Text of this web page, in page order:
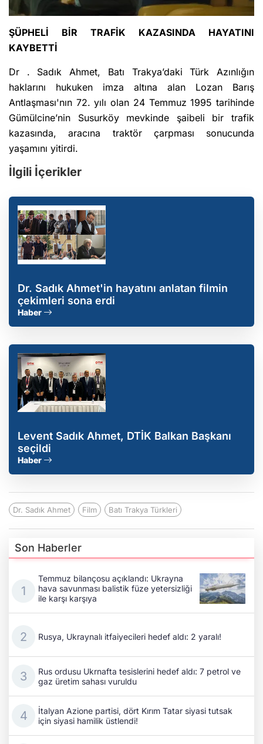
ŞÜPHELİ BİR TRAFİK KAZASINDA HAYATINI
KAYBETTİ
Dr . Sadık Ahmet, Batı Trakya’daki Türk Azınlığın
haklarını hukuken imza altına alan Lozan Barış
Antlaşması'nın 72. yılı olan 24 Temmuz 1995 tarihinde
Gümülcine’nin Susurköy mevkinde şaibeli bir trafik
kazasında, aracına traktör çarpması sonucunda
yaşamını yitirdi.
İlgili İçerikler
Dr. Sadık Ahmet'in hayatını anlatan filmin
çekimleri sona erdi
Haber
Levent Sadık Ahmet, DTİK Balkan Başkanı
seçildi
Haber
Dr. Sadık Ahmet Film Batı Trakya Türkleri
Son Haberler
Temmuz bilançosu açıklandı: Ukrayna
hava savunması balistik füze yetersizliği
ile karşı karşıya
Rusya, Ukraynalı itfaiyecileri hedef aldı: 2 yaralı!
Rus ordusu Ukrnafta tesislerini hedef aldı: 7 petrol ve
gaz üretim sahası vuruldu
İtalyan Azione partisi, dört Kırım Tatar siyasi tutsak
için siyasi hamilik üstlendi!